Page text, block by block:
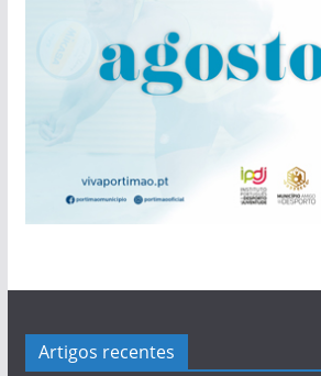
Artigos recentes